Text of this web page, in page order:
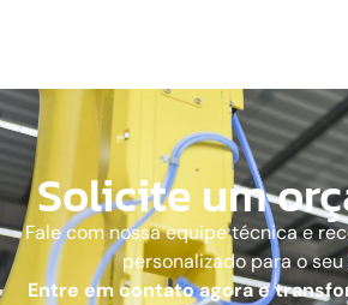
Solicite um
Fale com nossa equipe técnica e
personalizado para o
Entre em contato agora e